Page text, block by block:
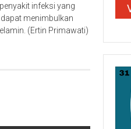
infeksi yang
menimbulkan
(Ertin Primawati)